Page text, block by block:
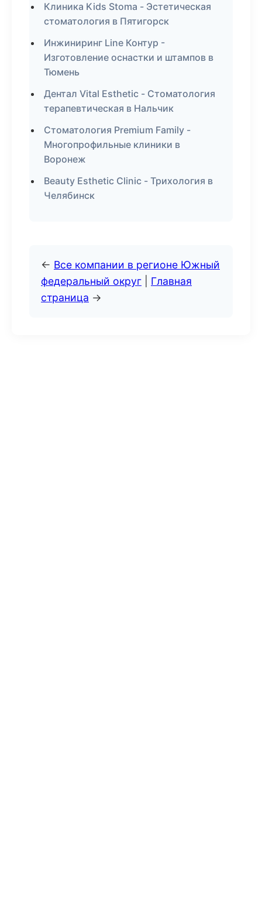
Клиника Kids Stoma - Эстетическая
стоматология в Пятигорск
Инжиниринг Line Контур -
Изготовление оснастки и штампов в
Тюмень
Дентал Vital Esthetic - Стоматология
терапевтическая в Нальчик
Стоматология Premium Family -
Многопрофильные клиники в
Воронеж
Beauty Esthetic Clinic - Трихология в
Челябинск
← Все компании в регионе Южный
федеральный округ
Главная
страница →